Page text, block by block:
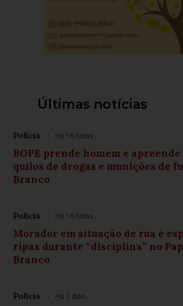
Últimas notícias
Polícia Há 16 horas
BOPE prende homem e apreende
quilos de drogas e munições de
Branco
Polícia Há 16 horas
Morador em situação de rua é
ripas durante “disciplina” no
Branco
Polícia Há 3 dias